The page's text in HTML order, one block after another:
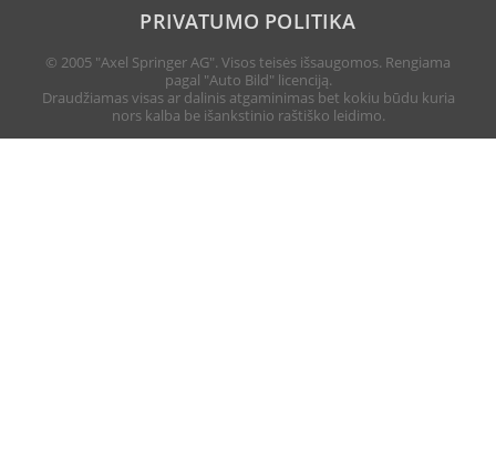
PRIVATUMO POLITIKA
© 2005 "Axel Springer AG". Visos teisės išsaugomos. Rengiama
pagal "Auto Bild" licenciją.
Draudžiamas visas ar dalinis atgaminimas bet kokiu būdu kuria
nors kalba be išankstinio raštiško leidimo.